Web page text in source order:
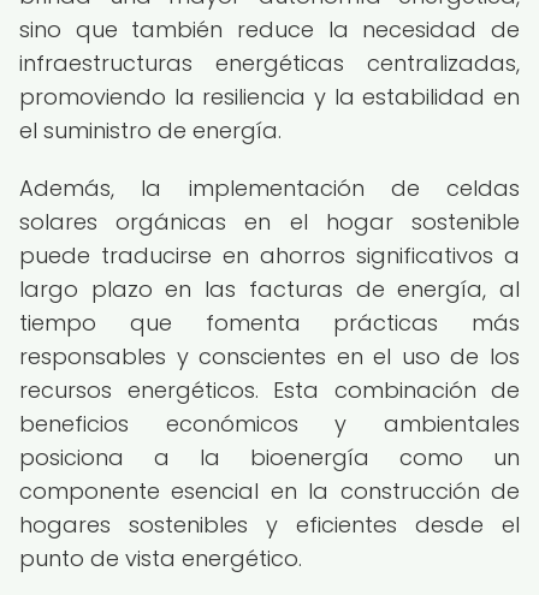
sino que también reduce la necesidad de
infraestructuras energéticas centralizadas,
promoviendo la resiliencia y la estabilidad en
el suministro de energía.
Además, la implementación de celdas
solares orgánicas en el hogar sostenible
puede traducirse en ahorros significativos a
largo plazo en las facturas de energía, al
tiempo que fomenta prácticas más
responsables y conscientes en el uso de los
recursos energéticos. Esta combinación de
beneficios económicos y ambientales
posiciona a la bioenergía como un
componente esencial en la construcción de
hogares sostenibles y eficientes desde el
punto de vista energético.